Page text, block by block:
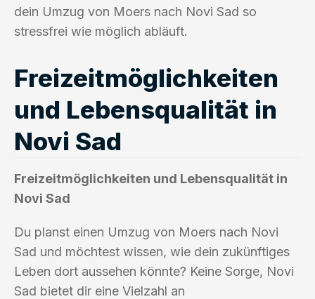
dein Umzug von Moers nach Novi Sad so
stressfrei wie möglich abläuft.
Freizeitmöglichkeiten
und Lebensqualität in
Novi Sad
Freizeitmöglichkeiten und Lebensqualität in
Novi Sad
Du planst einen Umzug von Moers nach Novi
Sad und möchtest wissen, wie dein zukünftiges
Leben dort aussehen könnte? Keine Sorge, Novi
Sad bietet dir eine Vielzahl an